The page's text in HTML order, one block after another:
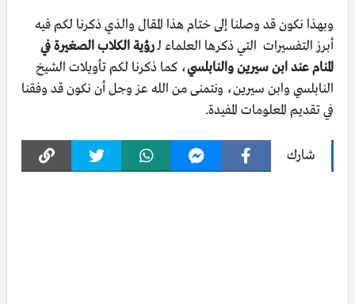
وبهذا نكون قد وصلنا إلى ختام هذا المقال والذي ذكرنا لكم فيه
أبرز التفسيرات التي ذكرها العلماء لـرؤية الكلاب الصغيرة في
المنام عند ابن سيرين والنابلسي، كما ذكرنا لكم تأويلات الشيخ
النابلسي وابن سيرين، ونتمنى من الله عز وجل أن نكون قد وفقنا
في تقديم المعلومات المفيدة.
شارك